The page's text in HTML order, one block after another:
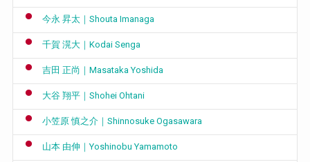
今永 昇太｜Shouta Imanaga
千賀 滉大｜Kodai Senga
吉田 正尚｜Masataka Yoshida
大谷 翔平｜Shohei Ohtani
小笠原 慎之介｜Shinnosuke Ogasawara
山本 由伸｜Yoshinobu Yamamoto